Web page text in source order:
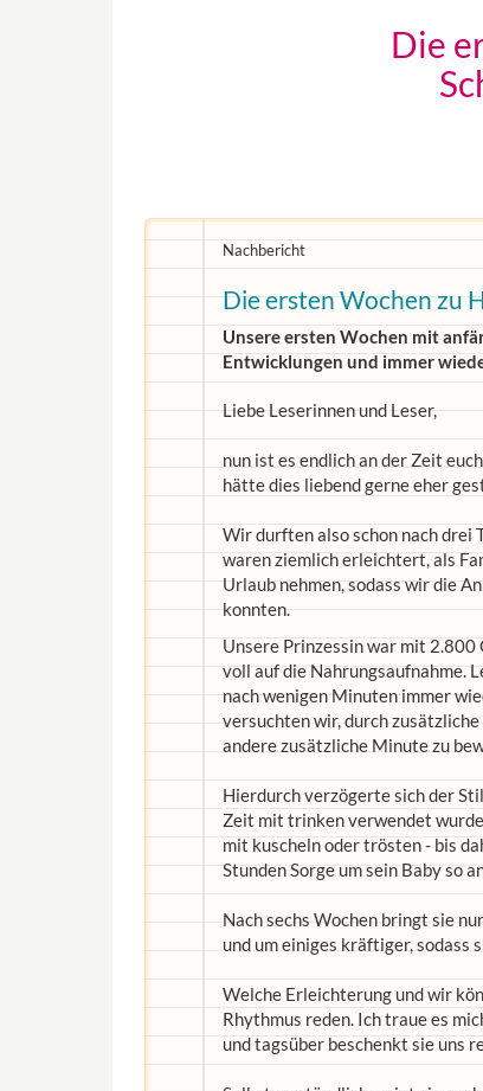
Die
Nachbericht
Die ersten Wochen zu
Unsere ersten Wochen mit
Entwicklungen und immer
Liebe Leserinnen und Leser,
nun ist es endlich an der Zeit
hätte dies liebend gerne eher
Wir durften also schon nach drei
waren ziemlich erleichtert, als
Urlaub nehmen, sodass wir die
konnten.
Unsere Prinzessin war mit
voll auf die Nahrungsaufnahme.
nach wenigen Minuten immer
versuchten wir, durch
andere zusätzliche Minute zu
Hierdurch verzögerte sich der
Zeit mit trinken verwendet
mit kuscheln oder trösten - bis
Stunden Sorge um sein Baby so
Nach sechs Wochen bringt sie
und um einiges kräftiger,
Welche Erleichterung und wir
Rhythmus reden. Ich traue es
und tagsüber beschenkt sie uns